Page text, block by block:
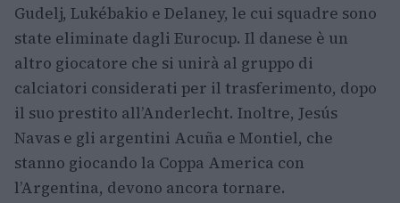
Gudelj, Lukébakio e Delaney, le cui squadre sono
state eliminate dagli Eurocup. Il danese è un
altro giocatore che si unirà al gruppo di
calciatori considerati per il trasferimento, dopo
il suo prestito all’Anderlecht. Inoltre, Jesús
Navas e gli argentini Acuña e Montiel, che
stanno giocando la Coppa America con
l’Argentina, devono ancora tornare.